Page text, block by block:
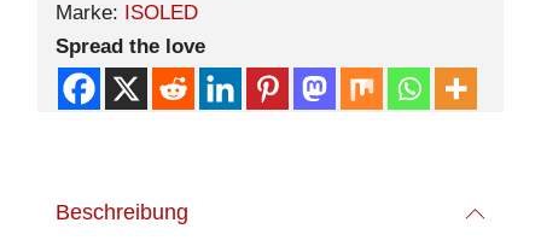
Marke: ISOLED
Spread the love
Beschreibung